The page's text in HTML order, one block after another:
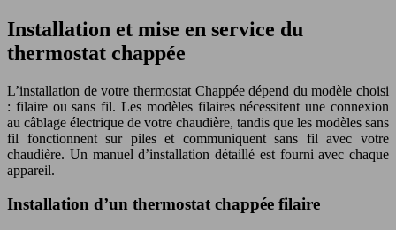
Installation et mise en service du
thermostat chappée
L’installation de votre thermostat Chappée dépend du modèle choisi
: filaire ou sans fil. Les modèles filaires nécessitent une connexion
au câblage électrique de votre chaudière, tandis que les modèles sans
fil fonctionnent sur piles et communiquent sans fil avec votre
chaudière. Un manuel d’installation détaillé est fourni avec chaque
appareil.
Installation d’un thermostat chappée filaire